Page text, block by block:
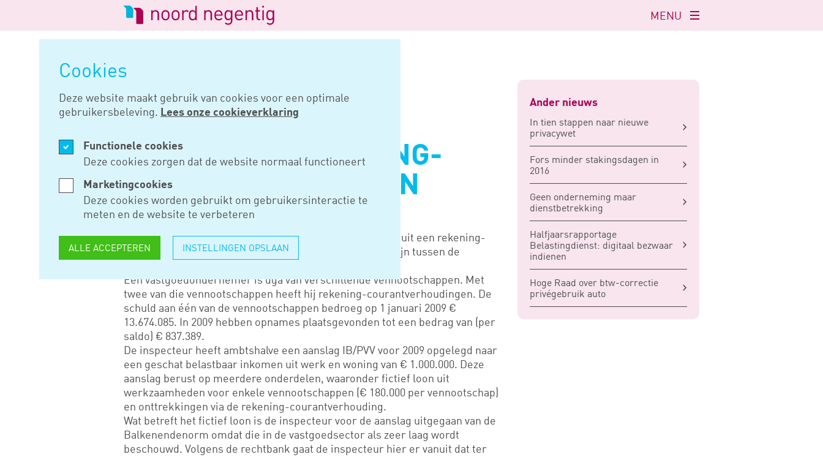
Cookies
Deze website maakt gebruik van cookies voor een optimale
gebruikersbeleving. Lees onze cookieverklaring
Functionele cookies
Deze cookies zorgen dat de website normaal functioneert
Marketingcookies
Deze cookies worden gebruikt om gebruikersinteractie te
meten en de website te verbeteren
ALLE ACCEPTEREN INSTELLINGEN OPSLAAN
Logo
van
Noord
Negentig
Navigatie
openen
MENU
MEI 02, 2017
OPNAME IN REKENING-
COURANT GEEN LOON
Volgens Rechtbank Gelderland dient er, om een opname uit een rekening-
courant te kunnen aanmerken als loon, een verband te zijn tussen de
Een vastgoedondernemer is dga van verschillende vennootschappen. Met
twee van die vennootschappen heeft hij rekening-courantverhoudingen. De
schuld aan één van de vennootschappen bedroeg op 1 januari 2009 €
13.674.085. In 2009 hebben opnames plaatsgevonden tot een bedrag van (per
saldo) € 837.389.
De inspecteur heeft ambtshalve een aanslag IB/PVV voor 2009 opgelegd naar
een geschat belastbaar inkomen uit werk en woning van € 1.000.000. Deze
aanslag berust op meerdere onderdelen, waaronder fictief loon uit
werkzaamheden voor enkele vennootschappen (€ 180.000 per vennootschap)
en onttrekkingen via de rekening-courantverhouding.
Wat betreft het fictief loon is de inspecteur voor de aanslag uitgegaan van de
Balkenendenorm omdat die in de vastgoedsector als zeer laag wordt
beschouwd. Volgens de rechtbank gaat de inspecteur hier er vanuit dat ter
Ander nieuws
In tien stappen naar nieuwe
privacywet
Fors minder stakingsdagen in
2016
Geen onderneming maar
dienstbetrekking
Halfjaarsrapportage
Belastingdienst: digitaal bezwaar
indienen
Hoge Raad over btw-correctie
privégebruik auto